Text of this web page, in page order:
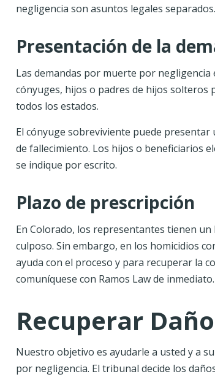
negligencia son asuntos legales separados.
Presentación de la
Las demandas por muerte por
cónyuges, hijos o padres de hijos
todos los estados.
El cónyuge sobreviviente puede
de fallecimiento. Los hijos o beneficiarios
se indique por escrito.
Plazo de prescripción
En Colorado, los representantes tienen
culposo. Sin embargo, en los homicidios
ayuda con el proceso y para recuperar la
comuníquese con Ramos Law de inmediato.
Recuperar
Nuestro objetivo es ayudarle a usted y a
por negligencia. El tribunal decide los